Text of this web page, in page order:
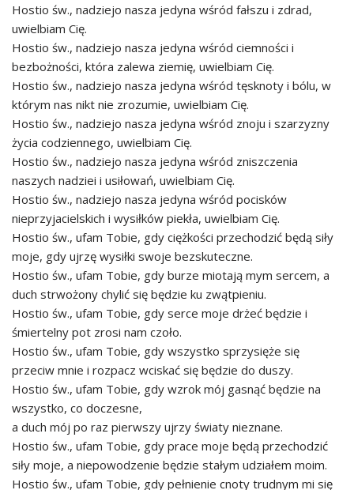
Hostio św., nadziejo nasza jedyna wśród fałszu i zdrad,
uwielbiam Cię.
Hostio św., nadziejo nasza jedyna wśród ciemności i
bezbożności, która zalewa ziemię, uwielbiam Cię.
Hostio św., nadziejo nasza jedyna wśród tęsknoty i bólu, w
którym nas nikt nie zrozumie, uwielbiam Cię.
Hostio św., nadziejo nasza jedyna wśród znoju i szarzyzny
życia codziennego, uwielbiam Cię.
Hostio św., nadziejo nasza jedyna wśród zniszczenia
naszych nadziei i usiłowań, uwielbiam Cię.
Hostio św., nadziejo nasza jedyna wśród pocisków
nieprzyjacielskich i wysiłków piekła, uwielbiam Cię.
Hostio św., ufam Tobie, gdy ciężkości przechodzić będą siły
moje, gdy ujrzę wysiłki swoje bezskuteczne.
Hostio św., ufam Tobie, gdy burze miotają mym sercem, a
duch strwożony chylić się będzie ku zwątpieniu.
Hostio św., ufam Tobie, gdy serce moje drżeć będzie i
śmiertelny pot zrosi nam czoło.
Hostio św., ufam Tobie, gdy wszystko sprzysięże się
przeciw mnie i rozpacz wciskać się będzie do duszy.
Hostio św., ufam Tobie, gdy wzrok mój gasnąć będzie na
wszystko, co doczesne,
a duch mój po raz pierwszy ujrzy światy nieznane.
Hostio św., ufam Tobie, gdy prace moje będą przechodzić
siły moje, a niepowodzenie będzie stałym udziałem moim.
Hostio św., ufam Tobie, gdy pełnienie cnoty trudnym mi się